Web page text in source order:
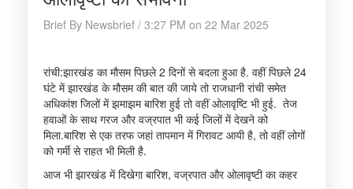
Brief By Newsbrief / 3:27 PM on 22 Mar 2025
रांची:झारखंड का मौसम पिछले 2 दिनों से बदला हुआ है. वहीं पिछले 24
घंटे में झारखंड के मौसम की बात की जाये तो राजधानी रांची समेत
अधिकांश जिलों में झमाझम बारिश हुई तो वहीं ओलावृष्टि भी हुई. तेज
हवाओं के साथ गरज और वज्रपात भी कई जिलों में देखने को
मिला.बारिश से एक तरफ जहां तापमान में गिरावट आयी है, तो वहीं लोगों
को गर्मी से राहत भी मिली है.
आज भी झारखंड में दिखेगा बारिश, वज्रपात और ओलावृष्टी का कहर